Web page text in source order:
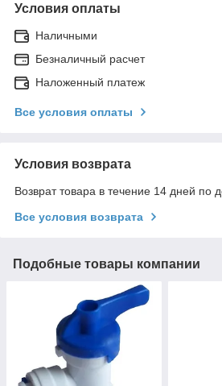
Условия оплаты
Наличными
Безналичный расчет
Наложенный платеж
Все условия оплаты
Условия возврата
Возврат товара в течение 14 дней по
Все условия возврата
Подобные товары компании